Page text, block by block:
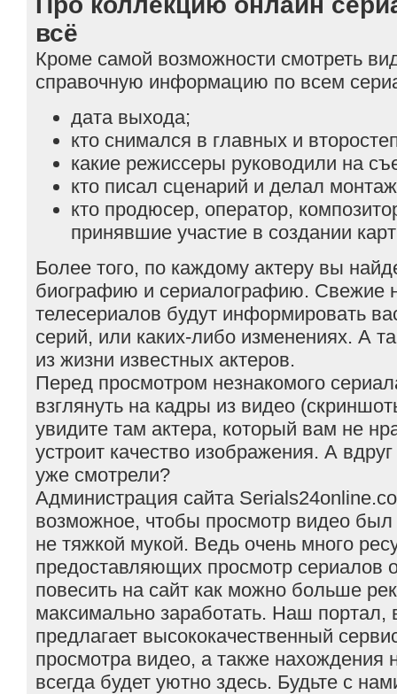
всё
Кроме самой возможности смотреть
справочную информацию по всем
дата выхода;
кто снимался в главных и
какие режиссеры руководили на
кто писал сценарий и делал
кто продюсер, оператор,
принявшие участие в создании
Более того, по каждому актеру вы
биографию и сериалографию. Свежие
телесериалов будут информировать
серий, или каких-либо изменениях. А
из жизни известных актеров.
Перед просмотром незнакомого
взглянуть на кадры из видео
увидите там актера, который вам не
устроит качество изображения. А
уже смотрели?
Администрация сайта
возможное, чтобы просмотр видео
не тяжкой мукой. Ведь очень много
предоставляющих просмотр сериалов
повесить на сайт как можно больше
максимально заработать. Наш портал,
предлагает высококачественный
просмотра видео, а также нахождения
всегда будет уютно здесь. Будьте с